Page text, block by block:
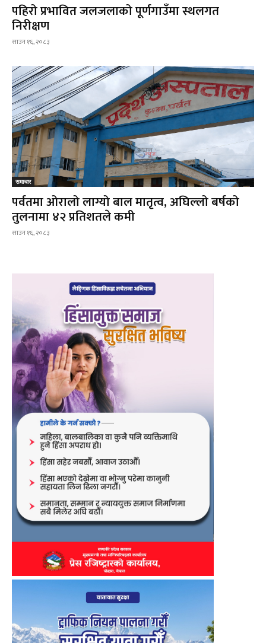
पहिरो प्रभावित जलजलाको पूर्णगाउँमा स्थलगत
निरीक्षण
साउन १६, २०८३
समाचार
पर्वतमा ओरालो लाग्यो बाल मातृत्व, अघिल्लो बर्षको
तुलनामा ४२ प्रतिशतले कमी
साउन १६, २०८३